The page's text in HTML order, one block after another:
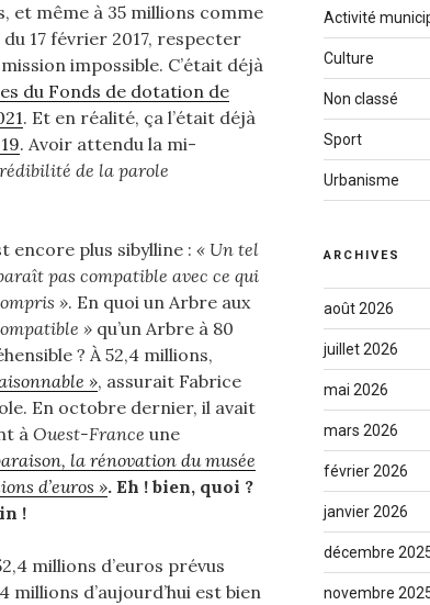
et même à 35 millions comme
17 février 2017, respecter
impossible. C’était déjà
du Fonds de dotation de
. Et en réalité, ça l’était déjà
. Avoir attendu la mi-
de la parole
encore plus sibylline : « Un tel
pas compatible avec ce qui
». En quoi un Arbre aux
» qu’un Arbre à 80
? À 52,4 millions,
», assurait Fabrice
En octobre dernier, il avait
à Ouest-France une
la rénovation du musée
d’euros ». Eh ! bien, quoi ?
!
millions d’euros prévus
d’aujourd’hui est bien
Activité
Culture
Non classé
Sport
Urbanisme
ARCHIVES
août 2026
juillet 2026
mai 2026
mars 2026
février 2026
janvier 2026
décembre
novembre